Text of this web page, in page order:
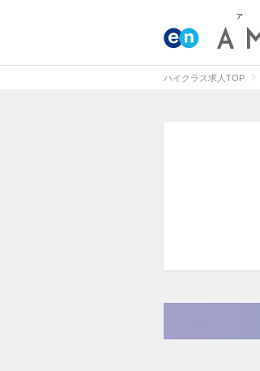
ハイクラス求人TOP